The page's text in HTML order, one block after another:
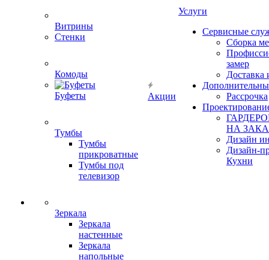
Витрины
Стенки
Комоды
Буфеты
Тумбы
Тумбы
прикроватные
Тумбы под
телевизор
Зеркала
Зеркала
настенные
Зеркала
напольные
Акции
Услуги
Сервисные
Сборка
замер
Доставка
Рассрочка
НА
Дизайн
Дизайн-
Кухни